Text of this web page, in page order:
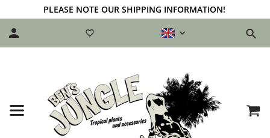
PLEASE NOTE OUR SHIPPING INFORMATION!